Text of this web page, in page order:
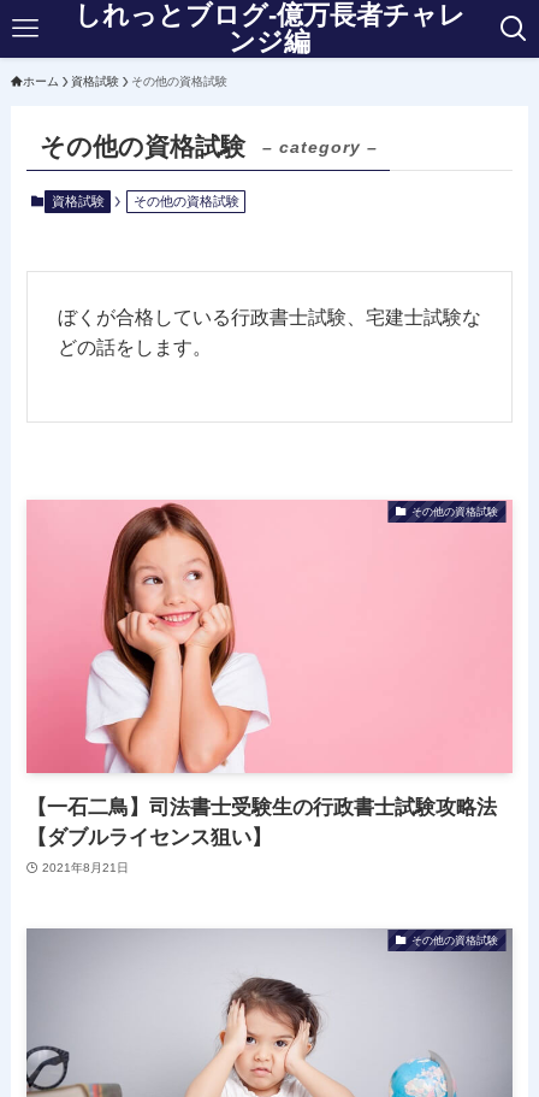
しれっとブログ-億万長者チャレ
ンジ編
ホーム 資格試験 その他の資格試験
その他の資格試験 – category –
資格試験 その他の資格試験
ぼくが合格している行政書士試験、宅建士試験な
どの話をします。
その他の資格試験
【一石二鳥】司法書士受験生の行政書士試験攻略法
【ダブルライセンス狙い】
2021年8月21日
その他の資格試験